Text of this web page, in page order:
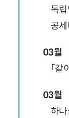
독
공
03월
「
03월
하